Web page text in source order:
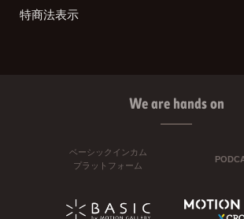
特商法表示
We are hands on
ベーシックインカム
プラットフォーム